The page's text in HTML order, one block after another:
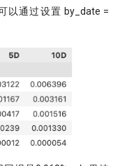
以通过设置 by_date =